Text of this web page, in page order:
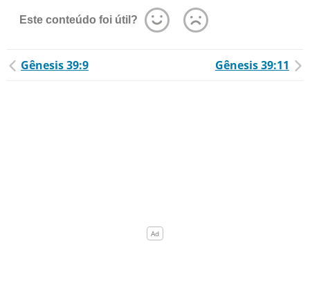
Este conteúdo foi útil?
Gênesis 39:9 Gênesis 39:11